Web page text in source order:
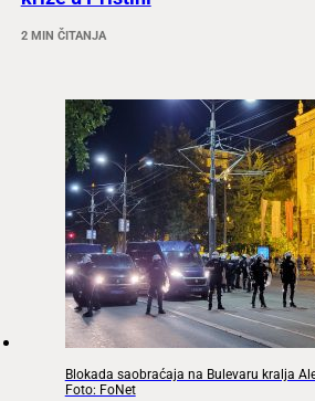
2 MIN ČITANJA
Blokada saobraćaja na Bulevaru kralja
Foto: FoNet